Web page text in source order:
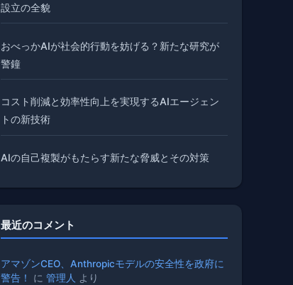
設立の全貌
おべっかAIが社会的行動を妨げる？新たな研究が
警鐘
コスト削減と効率性向上を実現するAIエージェン
トの新技術
AIの自己複製がもたらす新たな脅威とその対策
最近のコメント
アマゾンCEO、Anthropicモデルの安全性を政府に
警告！
に 管理人 より